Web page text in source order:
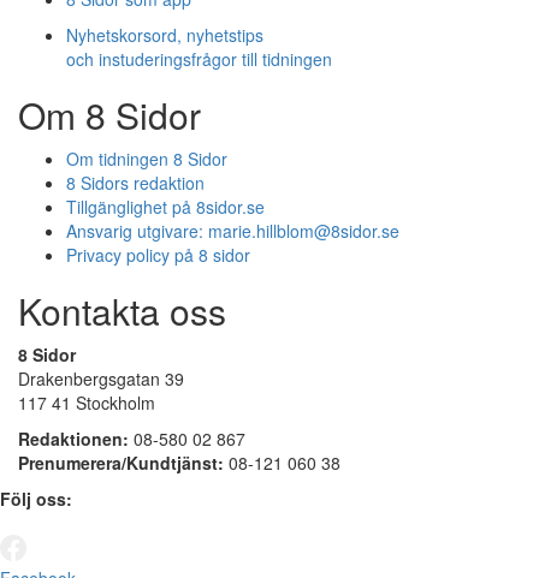
Nyhetskorsord, nyhetstips
och instuderingsfrågor till tidningen
Om 8 Sidor
Om tidningen 8 Sidor
8 Sidors redaktion
Tillgänglighet på 8sidor.se
Ansvarig utgivare: marie.hillblom@8sidor.se
Privacy policy på 8 sidor
Kontakta oss
8 Sidor
Drakenbergsgatan 39
117 41 Stockholm
Redaktionen: 08-580 02 867
Prenumerera/Kundtjänst: 08-121 060 38
Följ oss: